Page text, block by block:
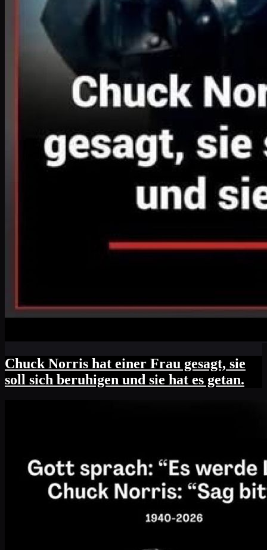
Chuck Norris hat einer Frau gesagt, sie
soll sich beruhigen und sie hat es getan.